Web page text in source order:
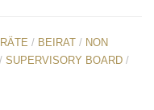
/ BEIRAT / NON
/ SUPERVISORY BOARD /